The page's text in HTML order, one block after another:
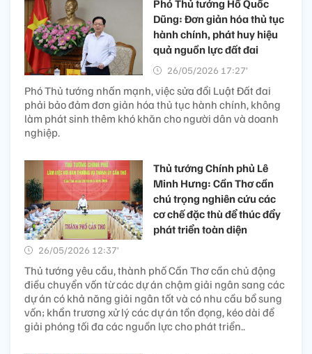
Phó Thủ tướng Hồ Quốc
Dũng: Đơn giản hóa thủ tục
hành chính, phát huy hiệu
quả nguồn lực đất đai
26/05/2026 17:27’
Phó Thủ tướng nhấn mạnh, việc sửa đổi Luật Đất đai
phải bảo đảm đơn giản hóa thủ tục hành chính, không
làm phát sinh thêm khó khăn cho người dân và doanh
nghiệp.
Thủ tướng Chính phủ Lê
Minh Hưng: Cần Thơ cần
chú trọng nghiên cứu các
cơ chế đặc thù để thúc đẩy
phát triển toàn diện
26/05/2026 12:37’
Thủ tướng yêu cầu, thành phố Cần Thơ cần chủ động
điều chuyển vốn từ các dự án chậm giải ngân sang các
dự án có khả năng giải ngân tốt và có nhu cầu bổ sung
vốn; khẩn trương xử lý các dự án tồn đọng, kéo dài để
giải phóng tối đa các nguồn lực cho phát triển..